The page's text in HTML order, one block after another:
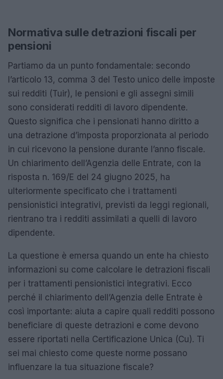
Normativa sulle detrazioni fiscali per
pensioni
Partiamo da un punto fondamentale: secondo
l’articolo 13, comma 3 del Testo unico delle imposte
sui redditi (Tuir), le pensioni e gli assegni simili
sono considerati redditi di lavoro dipendente.
Questo significa che i pensionati hanno diritto a
una detrazione d’imposta proporzionata al periodo
in cui ricevono la pensione durante l’anno fiscale.
Un chiarimento dell’Agenzia delle Entrate, con la
risposta n. 169/E del 24 giugno 2025, ha
ulteriormente specificato che i trattamenti
pensionistici integrativi, previsti da leggi regionali,
rientrano tra i redditi assimilati a quelli di lavoro
dipendente.
La questione è emersa quando un ente ha chiesto
informazioni su come calcolare le detrazioni fiscali
per i trattamenti pensionistici integrativi. Ecco
perché il chiarimento dell’Agenzia delle Entrate è
così importante: aiuta a capire quali redditi possono
beneficiare di queste detrazioni e come devono
essere riportati nella Certificazione Unica (Cu). Ti
sei mai chiesto come queste norme possano
influenzare la tua situazione fiscale?